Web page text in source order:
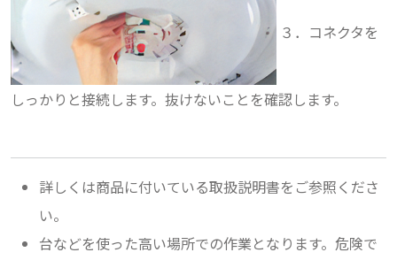
３．コネクタを
しっかりと接続します。抜けないことを確認します。
詳しくは商品に付いている取扱説明書をご参照くださ
い。
台などを使った高い場所での作業となります。危険で